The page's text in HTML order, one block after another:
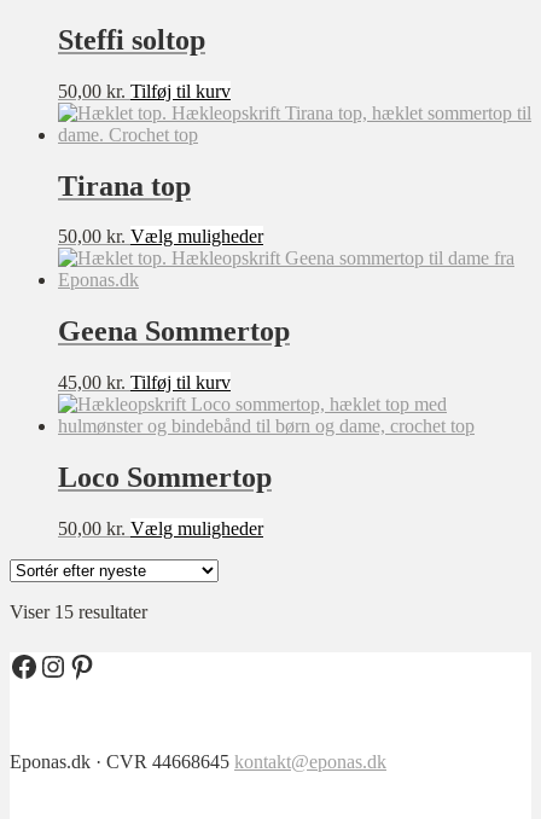
Steffi soltop
50,00 kr. Tilføj til kurv
Tirana top
50,00 kr. Vælg mulighederDette
vare
varianter.
Mulighederne
på
varesiden
Geena Sommertop
45,00 kr. Tilføj til kurv
Loco Sommertop
50,00 kr. Vælg mulighederDette
Viser 15 resultaterSorteret
Facebook
Instagram
Pinterest
Eponas.dk · CVR 44668645 kontakt@eponas.dk